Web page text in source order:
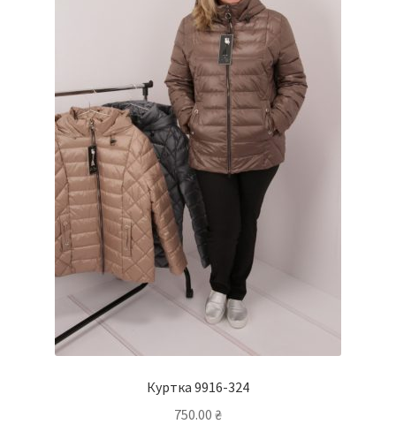
Куртка 9916-324
750.00 ₴